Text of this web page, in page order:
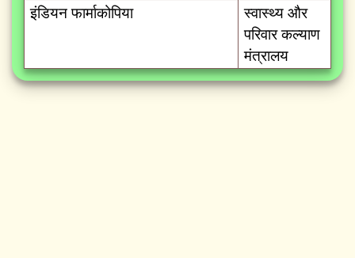
इंडियन फार्माकोपिया
स्वास्थ्य और
परिवार कल्याण
मंत्रालय